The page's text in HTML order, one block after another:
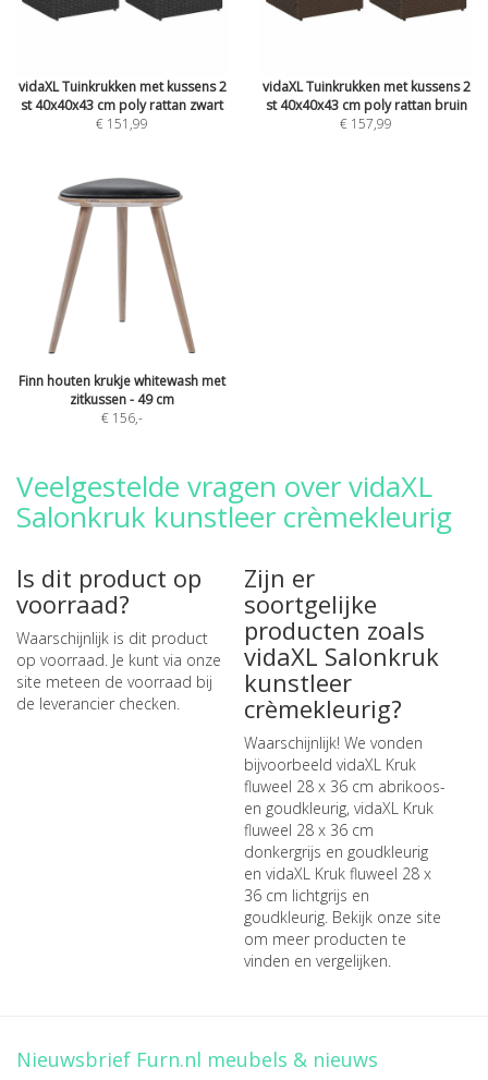
vidaXL Tuinkrukken met kussens 2
st 40x40x43 cm poly rattan zwart
€ 151,99
vidaXL Tuinkrukken met kussens 2
st 40x40x43 cm poly rattan bruin
€ 157,99
Finn houten krukje whitewash met
zitkussen - 49 cm
€ 156,-
Veelgestelde vragen over vidaXL
Salonkruk kunstleer crèmekleurig
Is dit product op
voorraad?
Waarschijnlijk is dit product
op voorraad. Je kunt via onze
site meteen de voorraad bij
de leverancier checken.
Zijn er
soortgelijke
producten zoals
vidaXL Salonkruk
kunstleer
crèmekleurig?
Waarschijnlijk! We vonden
bijvoorbeeld vidaXL Kruk
fluweel 28 x 36 cm abrikoos-
en goudkleurig, vidaXL Kruk
fluweel 28 x 36 cm
donkergrijs en goudkleurig
en vidaXL Kruk fluweel 28 x
36 cm lichtgrijs en
goudkleurig. Bekijk onze site
om meer producten te
vinden en vergelijken.
Nieuwsbrief Furn.nl meubels & nieuws